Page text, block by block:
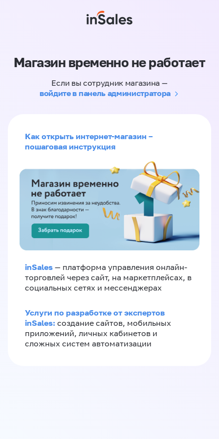
Магазин временно не работает
Если вы сотрудник магазина —
войдите в панель администратора
Как открыть интернет-магазин –
пошаговая инструкция
inSales — платформа управления онлайн-
торговлей через сайт, на маркетплейсах, в
социальных сетях и мессенджерах
Услуги по разработке от экспертов
inSales: создание сайтов, мобильных
приложений, личных кабинетов и
сложных систем автоматизации